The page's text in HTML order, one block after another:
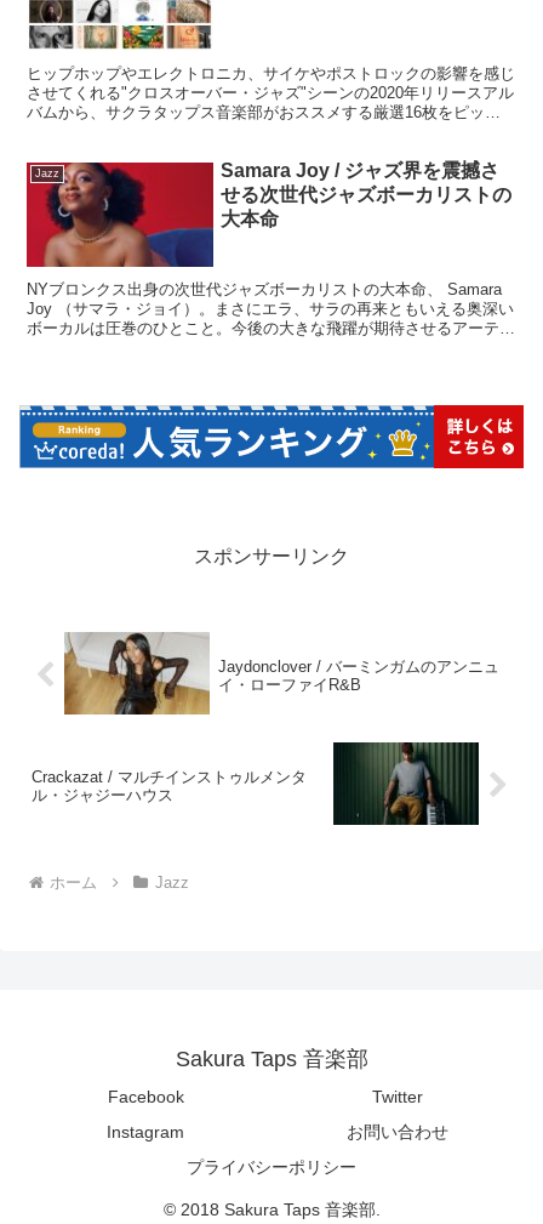
ヒップホップやエレクトロニカ、サイケやポストロックの影響を感じ
させてくれる"クロスオーバー・ジャズ"シーンの2020年リリースアル
バムから、サクラタップス音楽部がおススメする厳選16枚をピック
Jazz
Samara Joy / ジャズ界を震撼さ
せる次世代ジャズボーカリストの
大本命
NYブロンクス出身の次世代ジャズボーカリストの大本命、 Samara
Joy （サマラ・ジョイ）。まさにエラ、サラの再来ともいえる奥深い
ボーカルは圧巻のひとこと。今後の大きな飛躍が期待させるアーティ
スポンサーリンク
Jaydonclover / バーミンガムのアンニュ
イ・ローファイR&B
Crackazat / マルチインストゥルメンタ
ル・ジャジーハウス
ホーム Jazz
Sakura Taps 音楽部
Facebook
Twitter
Instagram
お問い合わせ
プライバシーポリシー
© 2018 Sakura Taps 音楽部.